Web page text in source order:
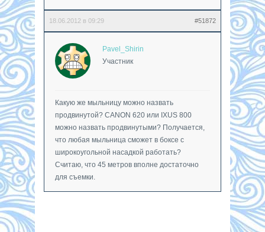
18.06.2012 в 09:29 #51872
Pavel_Shirin
Участник
Какую же мыльницу можно назвать
продвинутой? CANON 620 или IXUS 800
можно назвать продвинутыми? Получается,
что любая мыльница сможет в боксе с
широкоугольной насадкой работать?
Считаю, что 45 метров вполне достаточно
для съемки.